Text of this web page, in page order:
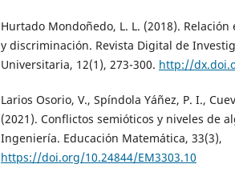
Hurtado Mondoñedo, L. L. (2018).
y discriminación. Revista Digital de
Universitaria, 12(1), 273-300. http://
Larios Osorio, V., Spíndola Yáñez, P. I.,
(2021). Conflictos semióticos y niveles de
Ingeniería. Educación Matemática, 33(3),
https://doi.org/10.24844/EM3303.10